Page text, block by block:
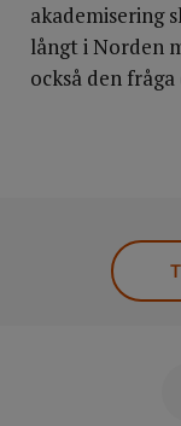
akademisering
långt i Norden
också den